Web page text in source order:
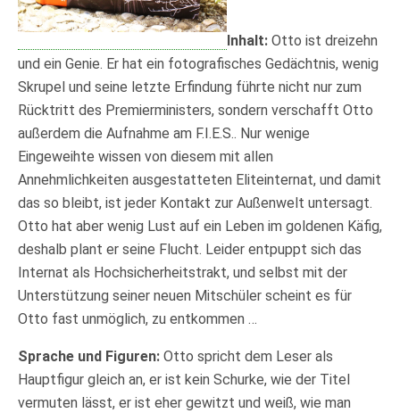
Inhalt: Otto ist dreizehn
und ein Genie. Er hat ein fotografisches Gedächtnis, wenig
Skrupel und seine letzte Erfindung führte nicht nur zum
Rücktritt des Premierministers, sondern verschafft Otto
außerdem die Aufnahme am F.I.E.S.. Nur wenige
Eingeweihte wissen von diesem mit allen
Annehmlichkeiten ausgestatteten Eliteinternat, und damit
das so bleibt, ist jeder Kontakt zur Außenwelt untersagt.
Otto hat aber wenig Lust auf ein Leben im goldenen Käfig,
deshalb plant er seine Flucht. Leider entpuppt sich das
Internat als Hochsicherheitstrakt, und selbst mit der
Unterstützung seiner neuen Mitschüler scheint es für
Otto fast unmöglich, zu entkommen …
Sprache und Figuren: Otto spricht dem Leser als
Hauptfigur gleich an, er ist kein Schurke, wie der Titel
vermuten lässt, er ist eher gewitzt und weiß, wie man